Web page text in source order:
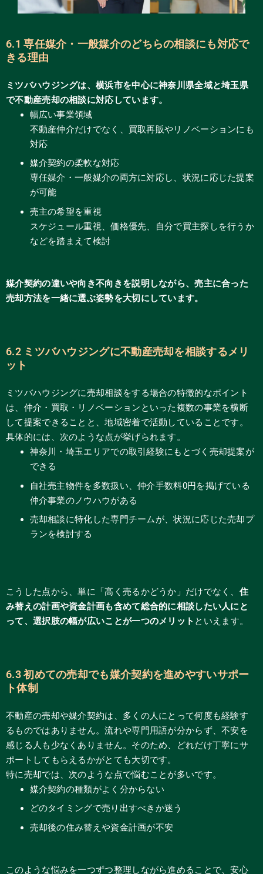
6.1 専任媒介・一般媒介のどちらの相談にも対応で
きる理由
ミツバハウジングは、横浜市を中心に神奈川県全域と埼玉県
で不動産売却の相談に対応しています。
幅広い事業領域
不動産仲介だけでなく、買取再販やリノベーションにも
対応
媒介契約の柔軟な対応
専任媒介・一般媒介の両方に対応し、状況に応じた提案
が可能
売主の希望を重視
スケジュール重視、価格優先、自分で買主探しを行うか
などを踏まえて検討
媒介契約の違いや向き不向きを説明しながら、売主に合った
売却方法を一緒に選ぶ姿勢を大切にしています。
6.2 ミツバハウジングに不動産売却を相談するメリ
ット
ミツバハウジングに売却相談をする場合の特徴的なポイント
は、仲介・買取・リノベーションといった複数の事業を横断
して提案できることと、地域密着で活動していることです。
具体的には、次のような点が挙げられます。
神奈川・埼玉エリアでの取引経験にもとづく売却提案が
できる
自社売主物件を多数扱い、仲介手数料0円を掲げている
仲介事業のノウハウがある
売却相談に特化した専門チームが、状況に応じた売却プ
ランを検討する
こうした点から、単に「高く売るかどうか」だけでなく、 住
み替えの計画や資金計画も含めて総合的に相談したい人にと
って、選択肢の幅が広いことが一つのメリット といえます。
6.3 初めての売却でも媒介契約を進めやすいサポー
ト体制
不動産の売却や媒介契約は、多くの人にとって何度も経験す
るものではありません。流れや専門用語が分からず、不安を
感じる人も少なくありません。そのため、どれだけ丁寧にサ
ポートしてもらえるかがとても大切です。
特に売却では、次のような点で悩むことが多いです。
媒介契約の種類がよく分からない
どのタイミングで売り出すべきか迷う
売却後の住み替えや資金計画が不安
このような悩みを一つずつ整理しながら進めることで、安心